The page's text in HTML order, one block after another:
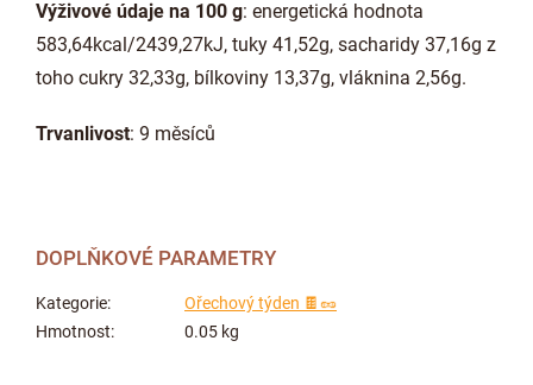
Výživové údaje na 100 g: energetická hodnota
583,64kcal/2439,27kJ, tuky 41,52g, sacharidy 37,16g z
toho cukry 32,33g, bílkoviny 13,37g, vláknina 2,56g.
Trvanlivost: 9 měsíců
DOPLŇKOVÉ PARAMETRY
Kategorie:
Ořechový týden 🍫🥜
Hmotnost: 0.05 kg